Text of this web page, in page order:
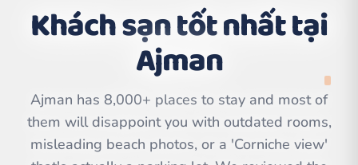
Leaflet ©
OpenStreetMap
Khách sạn tốt nhất tại
Ajman
Ajman has 8,000+ places to stay and most of
them will disappoint you with outdated rooms,
misleading beach photos, or a 'Corniche view'